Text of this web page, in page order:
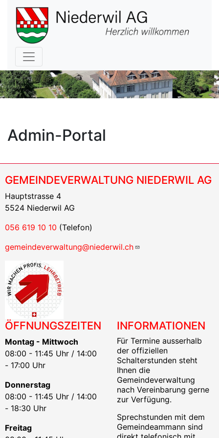
Hauptnavigation
Admin-Portal
GEMEINDEVERWALTUNG NIEDERWIL AG
Hauptstrasse 4
5524 Niederwil AG
056 619 10 10 (Telefon)
gemeindeverwaltung@niederwil.ch
ÖFFNUNGSZEITEN
Montag - Mittwoch
08:00 - 11:45 Uhr / 14:00
- 17:00 Uhr
Donnerstag
08:00 - 11:45 Uhr / 14:00
- 18:30 Uhr
Freitag
INFORMATIONEN
Für Termine ausserhalb
der offiziellen
Schalterstunden steht
Ihnen die
Gemeindeverwaltung
nach Vereinbarung gerne
zur Verfügung.
Sprechstunden mit dem
Gemeindeammann sind